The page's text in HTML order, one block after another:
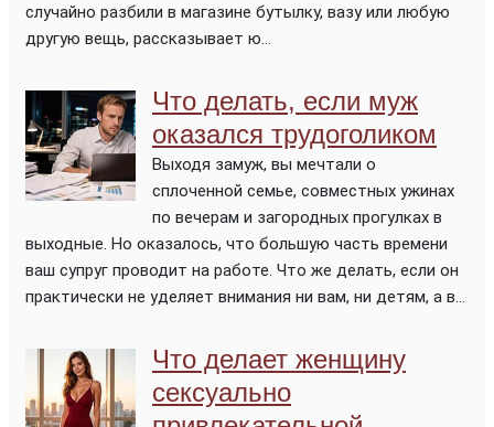
случайно разбили в магазине бутылку, вазу или любую
другую вещь, рассказывает ю...
Что делать, если муж
оказался трудоголиком
Выходя замуж, вы мечтали о
сплоченной семье, совместных ужинах
по вечерам и загородных прогулках в
выходные. Но оказалось, что большую часть времени
ваш супруг проводит на работе. Что же делать, если он
практически не уделяет внимания ни вам, ни детям, а в...
Что делает женщину
сексуально